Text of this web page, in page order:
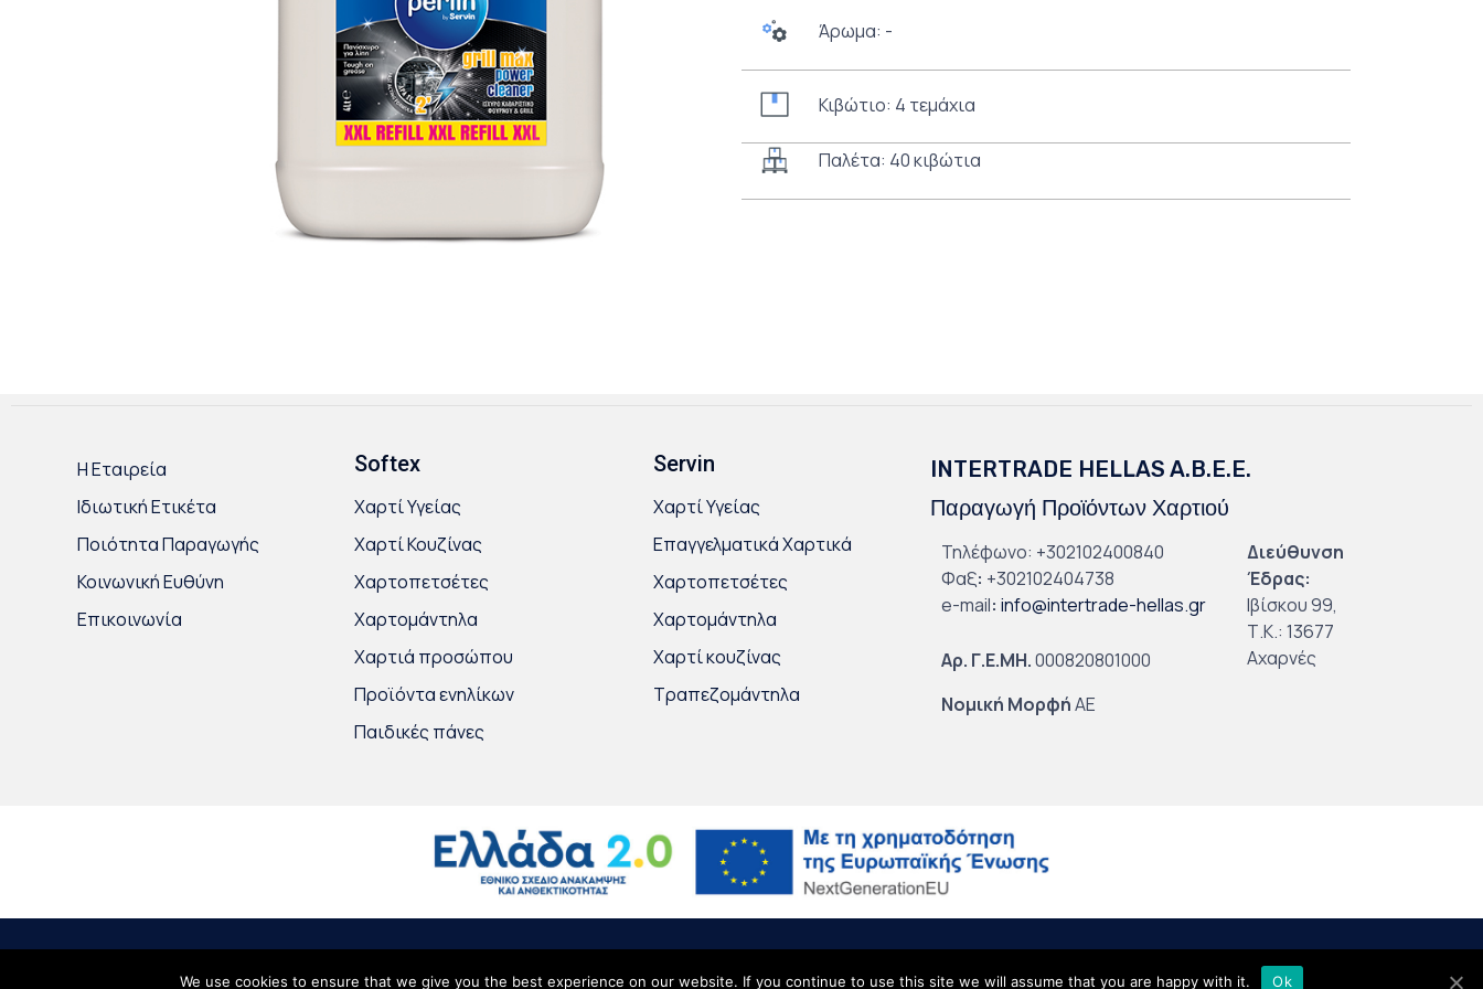
Άρωμα: -
Κιβώτιο: 4 τεμάχια
Παλέτα: 40 κιβώτια
Η Εταιρεία
Ιδιωτική Ετικέτα
Ποιότητα Παραγωγής
Κοινωνική Ευθύνη
Επικοινωνία
Softex
Χαρτί Υγείας
Χαρτί Κουζίνας
Χαρτοπετσέτες
Χαρτομάντηλα
Χαρτιά προσώπου
Προϊόντα ενηλίκων
Παιδικές πάνες
Servin
Χαρτί Υγείας
Επαγγελματικά Χαρτικά
Χαρτοπετσέτες
Χαρτομάντηλα
Χαρτί κουζίνας
Τραπεζομάντηλα
INTERTRADE HELLAS A.B.E.E.
Παραγωγή Προϊόντων Χαρτιού
Τηλέφωνο: +302102400840
Φαξ: +302102404738
e-mail: info@intertrade-hellas.gr
Αρ. Γ.Ε.ΜΗ.000820801000
Νομική ΜορφήΑΕ
Διεύθυνση
Έδρας:
Ιβίσκου 99,
Τ.Κ.: 13677
Αχαρνές
We use cookies to ensure that we give you the best experience on our website. If you continue to use this site we will assume that you are happy with it. Ok